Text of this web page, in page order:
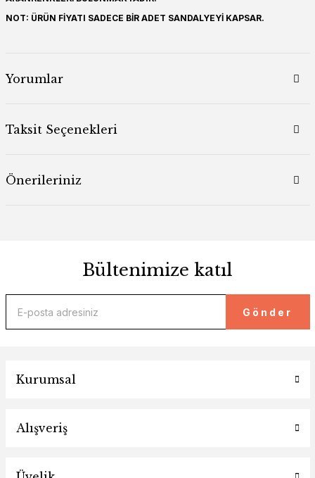
NOT: ÜRÜN FİYATI SADECE BİR ADET SANDALYEYİ KAPSAR.
Yorumlar
Taksit Seçenekleri
Önerileriniz
Bültenimize katıl
Gönder
Kurumsal
Alışveriş